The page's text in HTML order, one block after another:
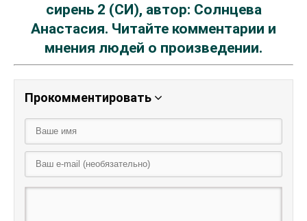
сирень 2 (СИ), автор: Солнцева
Анастасия. Читайте комментарии и
мнения людей о произведении.
Прокомментировать